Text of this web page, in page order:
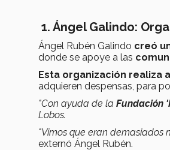
1. Ángel Galindo:
Ángel Rubén Galindo creó
donde se apoye a las
Esta organización realiza
adquieren despensas, para
"Con ayuda de la Fundación
Lobos.
"Vimos que eran demasiados
externó Ángel Rubén.